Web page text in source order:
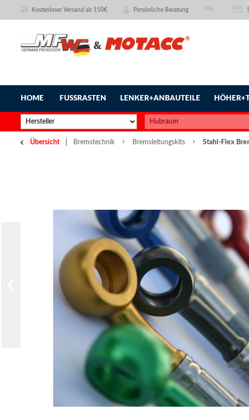
Kostenloser Versand ab 150€ Persönliche Beratung
HOME FUSSRASTEN LENKER+ANBAUTEILE
Übersicht Bremstechnik Bremsleitungskits Stahl-Flex